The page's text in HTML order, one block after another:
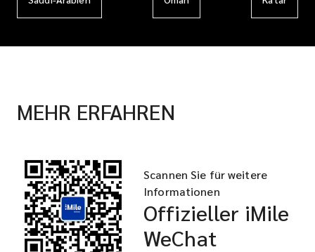
MEHR ERFAHREN
Scannen Sie für weitere
Informationen
Offizieller iMile
WeChat